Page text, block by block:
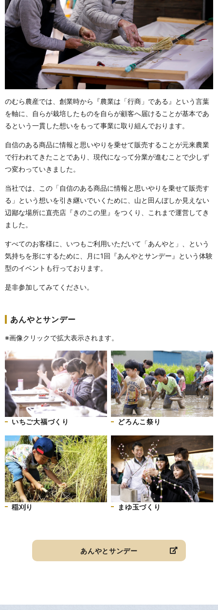
のむら農産では、創業時から『農業は「行商」である』という言葉
を軸に、自らが栽培したものを自らが顧客へ届けることが基本であ
るという一貫した想いをもって事業に取り組んでおります。
自信のある商品に情報と思いやりを乗せて販売することが元来農業
で行われてきたことであり、現代になって分業が進むことで少しず
つ変わっていきました。
当社では、この「自信のある商品に情報と思いやりを乗せて販売す
る」という想いを引き継いでいくために、山と田んぼしか見えない
辺鄙な場所に直売店『きのこの里』をつくり、これまで運営してき
ました。
すべてのお客様に、いつもご利用いただいて「あんやと」、という
気持ちを形にするために、月に1回『あんやとサンデー』という体験
型のイベントも行っております。
是非参加してみてください。
あんやとサンデー
※画像クリックで拡大表示されます。
いちご大福づくり どろんこ祭り
稲刈り まゆ玉づくり
あんやとサンデー